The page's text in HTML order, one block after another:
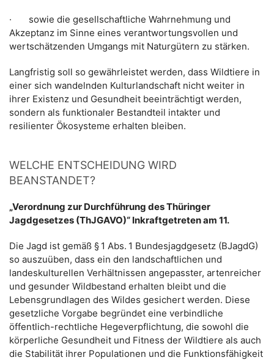
· sowie die gesellschaftliche Wahrnehmung und
Akzeptanz im Sinne eines verantwortungsvollen und
wertschätzenden Umgangs mit Naturgütern zu stärken.
Langfristig soll so gewährleistet werden, dass Wildtiere in
einer sich wandelnden Kulturlandschaft nicht weiter in
ihrer Existenz und Gesundheit beeinträchtigt werden,
sondern als funktionaler Bestandteil intakter und
resilienter Ökosysteme erhalten bleiben.
WELCHE ENTSCHEIDUNG WIRD
BEANSTANDET?
„Verordnung zur Durchführung des Thüringer
Jagdgesetzes (ThJGAVO)“ Inkraftgetreten am 11.
Die Jagd ist gemäß § 1 Abs. 1 Bundesjagdgesetz (BJagdG)
so auszuüben, dass ein den landschaftlichen und
landeskulturellen Verhältnissen angepasster, artenreicher
und gesunder Wildbestand erhalten bleibt und die
Lebensgrundlagen des Wildes gesichert werden. Diese
gesetzliche Vorgabe begründet eine verbindliche
öffentlich-rechtliche Hegeverpflichtung, die sowohl die
körperliche Gesundheit und Fitness der Wildtiere als auch
die Stabilität ihrer Populationen und die Funktionsfähigkeit